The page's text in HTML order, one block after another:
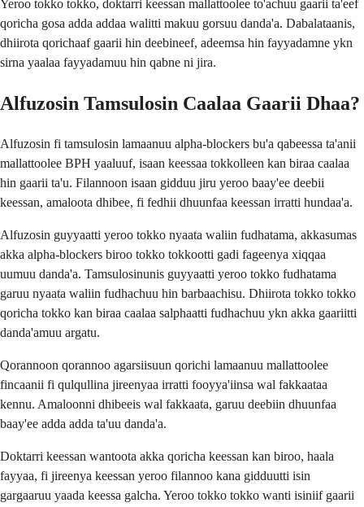
Yeroo tokko tokko, doktarri keessan mallattoolee to'achuu gaarii ta'eef
qoricha gosa adda addaa walitti makuu gorsuu danda'a. Dabalataanis,
dhiirota qorichaaf gaarii hin deebineef, adeemsa hin fayyadamne ykn
sirna yaalaa fayyadamuu hin qabne ni jira.
Alfuzosin Tamsulosin Caalaa Gaarii Dhaa?
Alfuzosin fi tamsulosin lamaanuu alpha-blockers bu'a qabeessa ta'anii
mallattoolee BPH yaaluuf, isaan keessaa tokkolleen kan biraa caalaa
hin gaarii ta'u. Filannoon isaan gidduu jiru yeroo baay'ee deebii
keessan, amaloota dhibee, fi fedhii dhuunfaa keessan irratti hundaa'a.
Alfuzosin guyyaatti yeroo tokko nyaata waliin fudhatama, akkasumas
akka alpha-blockers biroo tokko tokkootti gadi fageenya xiqqaa
uumuu danda'a. Tamsulosinunis guyyaatti yeroo tokko fudhatama
garuu nyaata waliin fudhachuu hin barbaachisu. Dhiirota tokko tokko
qoricha tokko kan biraa caalaa salphaatti fudhachuu ykn akka gaariitti
danda'amuu argatu.
Qorannoon qorannoo agarsiisuun qorichi lamaanuu mallattoolee
fincaanii fi qulqullina jireenyaa irratti fooyya'iinsa wal fakkaataa
kennu. Amaloonni dhibeeis wal fakkaata, garuu deebiin dhuunfaa
baay'ee adda adda ta'uu danda'a.
Doktarri keessan wantoota akka qoricha keessan kan biroo, haala
fayyaa, fi jireenya keessan yeroo filannoo kana gidduutti isin
gargaaruu yaada keessa galcha. Yeroo tokko tokko wanti isiniif gaarii